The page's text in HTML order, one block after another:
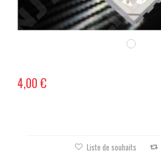
4,00 €
Liste de souhaits